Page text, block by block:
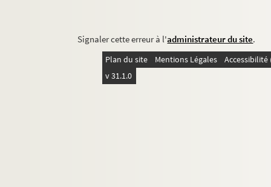
Signaler cette erreur à l'administrateur du site.
Plan du site Mentions Légales
v 31.1.0